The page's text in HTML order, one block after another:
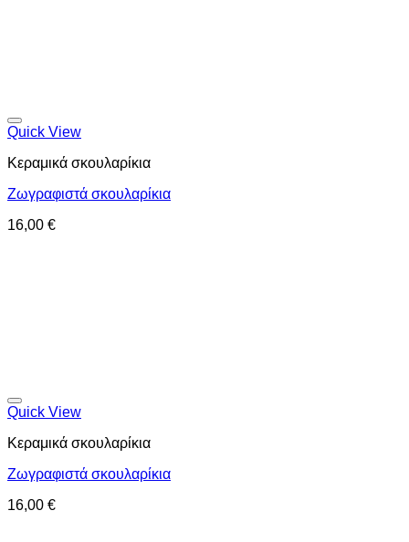
Quick View
Κεραμικά σκουλαρίκια
Ζωγραφιστά σκουλαρίκια
16,00 €
Quick View
Κεραμικά σκουλαρίκια
Ζωγραφιστά σκουλαρίκια
16,00 €